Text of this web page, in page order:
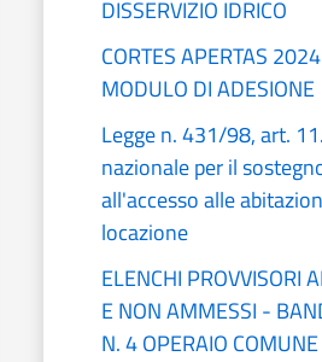
DISSERVIZIO IDRICO
CORTES APERTAS
MODULO DI ADESIONE
Legge n. 431/98, art.
nazionale per il
all'accesso alle
locazione
ELENCHI PROVVISORI
E NON AMMESSI -
N. 4 OPERAIO COMUNE